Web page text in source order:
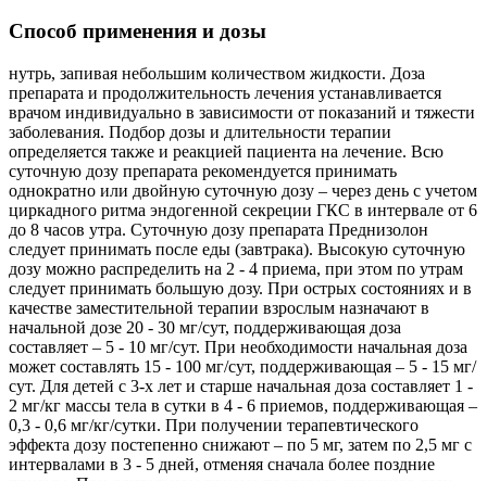
Способ применения и дозы
нутрь, запивая небольшим количеством жидкости. Доза
препарата и продолжительность лечения устанавливается
врачом индивидуально в зависимости от показаний и тяжести
заболевания. Подбор дозы и длительности терапии
определяется также и реакцией пациента на лечение. Всю
суточную дозу препарата рекомендуется принимать
однократно или двойную суточную дозу – через день с учетом
циркадного ритма эндогенной секреции ГКС в интервале от 6
до 8 часов утра. Суточную дозу препарата Преднизолон
следует принимать после еды (завтрака). Высокую суточную
дозу можно распределить на 2 - 4 приема, при этом по утрам
следует принимать большую дозу. При острых состояниях и в
качестве заместительной терапии взрослым назначают в
начальной дозе 20 - 30 мг/сут, поддерживающая доза
составляет – 5 - 10 мг/сут. При необходимости начальная доза
может составлять 15 - 100 мг/сут, поддерживающая – 5 - 15 мг/
сут. Для детей с 3-х лет и старше начальная доза составляет 1 -
2 мг/кг массы тела в сутки в 4 - 6 приемов, поддерживающая –
0,3 - 0,6 мг/кг/сутки. При получении терапевтического
эффекта дозу постепенно снижают – по 5 мг, затем по 2,5 мг с
интервалами в 3 - 5 дней, отменяя сначала более поздние